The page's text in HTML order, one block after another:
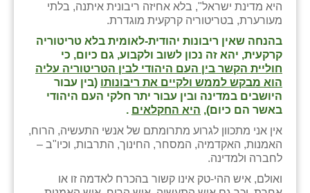
היא מדינת ישראל", בלא אחיזה ריבונית איתנה, בלתי
מעורערת, בטריטוריה קרקעית מוגדרת.
בהנחה שאין ריבונות יהודית-לאומית בלא טריטוריה
קרקעית, יהא זה נכון לשוב ולקבוע, גם כיום, כי
חוליית הקשר בין העם היהודי לבין הטריטוריה עליה
הוא מבקש לממש ולקיים את ריבונותו (בין עבור
היושבים במדינה ובין עבור יתר חלקי העם היהודי
באשר הם כיום), היא החקלאים .
אין אני מתכוון לגרוע מתרומתם של אנשי התעשיה, הרוח,
האמנות, האקדמיה, המסחר, החינוך, התרבות, וכיו"ב –
לחברה ולמדינה.
ואולם, איש ההי-טק אינו קשור בהכרח לאדמה זו או
בוסתן הגליל